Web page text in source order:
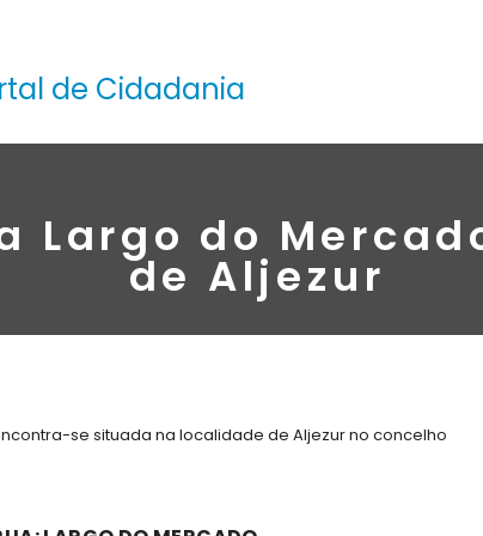
de Cidadania
Largo do
de Aljezur
se situada na localidade de Aljezur no concelho